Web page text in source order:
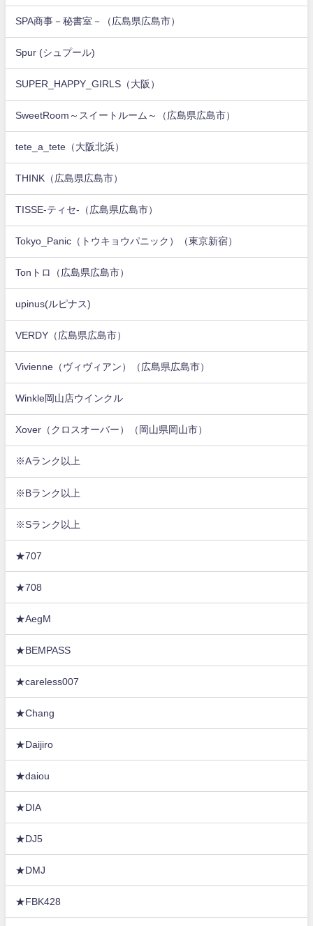
SPA商事－秘書室－（広島県広島市）
Spur (シュプール)
SUPER_HAPPY_GIRLS（大阪）
SweetRoom～スイートルーム～（広島県広島市）
tete_a_tete（大阪北浜）
THINK（広島県広島市）
TISSE-ティセ-（広島県広島市）
Tokyo_Panic（トウキョウパニック）（東京新宿）
Tonトロ（広島県広島市）
upinus(ルピナス)
VERDY（広島県広島市）
Vivienne（ヴィヴィアン）（広島県広島市）
Winkle岡山店ウインクル
Xover（クロスオーバー）（岡山県岡山市）
※Aランク以上
※Bランク以上
※Sランク以上
★707
★708
★AegM
★BEMPASS
★careless007
★Chang
★Daijiro
★daiou
★DIA
★DJ5
★DMJ
★FBK428